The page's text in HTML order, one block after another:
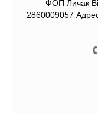
ФОП Личак
2860009057